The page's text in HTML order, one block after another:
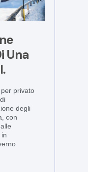
Una
per privato
degli
con